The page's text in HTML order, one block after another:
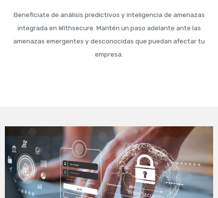
Benefíciate de análisis predictivos y inteligencia de amenazas
integrada en Withsecure. Mantén un paso adelante ante las
amenazas emergentes y desconocidas que puedan afectar tu
empresa.